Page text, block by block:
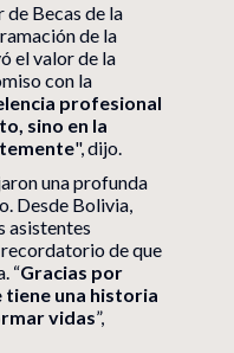
de Becas de la
de la
el valor de la
con la
profesional
sino en la
", dijo.
una profunda
Desde Bolivia,
asistentes
de que
“Gracias por
una historia
vidas”,